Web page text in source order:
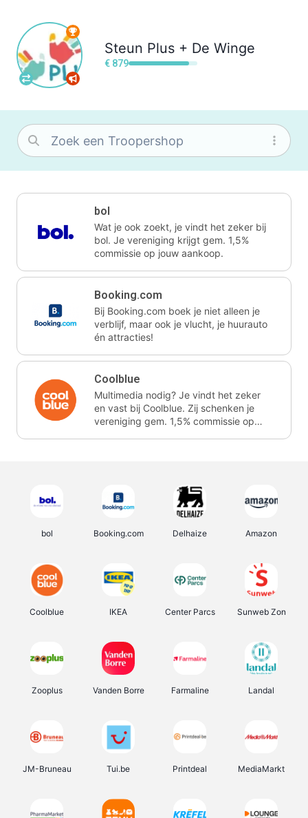
Steun Plus + De Winge
€ 879
bol
Wat je ook zoekt, je vindt het zeker bij
bol. Je vereniging krijgt gem. 1,5%
commissie op jouw aankoop.
Booking.com
Bij Booking.com boek je niet alleen je
verblijf, maar ook je vlucht, je huurauto
én attracties!
Coolblue
Multimedia nodig? Je vindt het zeker
en vast bij Coolblue. Zij schenken je
vereniging gem. 1,5% commissie op
bol Booking.com Delhaize Amazon
Coolblue IKEA Center Parcs Sunweb Zon
Zooplus Vanden Borre Farmaline Landal
JM-Bruneau Tui.be Printdeal MediaMarkt